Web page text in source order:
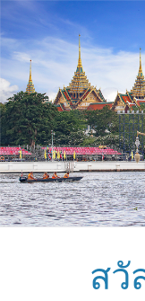
Skip
to
content
สวั